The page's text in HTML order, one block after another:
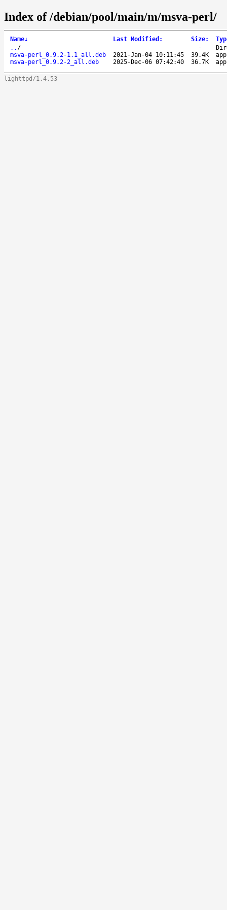
Index of /debian/pool/main/m/msva-perl/
Name↓ Last Modified : Size:
.. / -
msva-perl_0.9.2-1.1_all.deb
2021-Jan-04 10:11:45 39.4K
msva-perl_0.9.2-2_all.deb
2025-Dec-06 07:42:40 36.7K
lighttpd/1.4.53